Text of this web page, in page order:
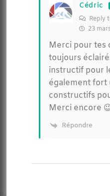
Cédric
Reply
23
Merci pour tes
toujours
instructif pour
également fort
constructifs
Merci encore
Répondre